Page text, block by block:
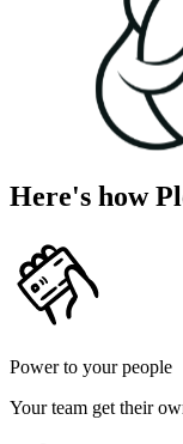
Here's how
Power to your people
Your team get their